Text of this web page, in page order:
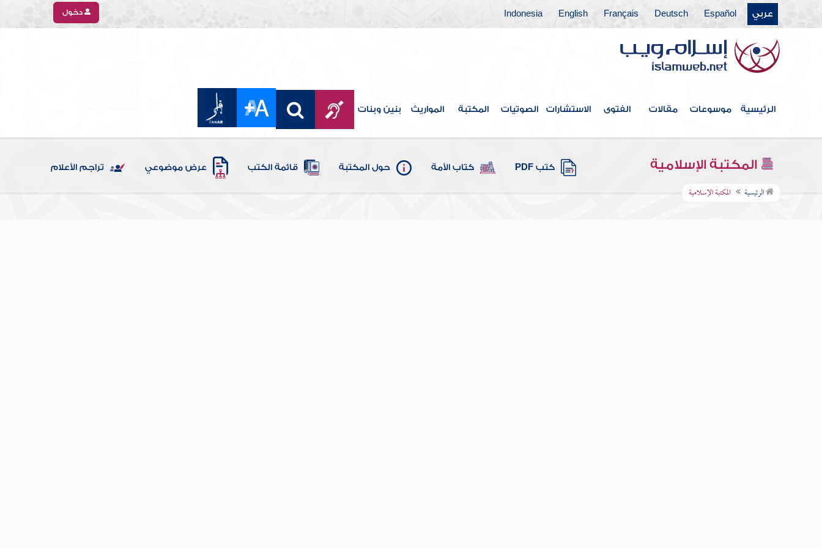
عربي Español
Deutsch
Français
English
Indonesia دخول
الرئيسية موسوعات مقالات الفتوى الاستشارات الصوتيات المكتبة المواريث بنين وبنات
المكتبة الإسلامية كتب PDF كتاب الأمة حول المكتبة قائمة الكتب عرض موضوعي تراجم الأعلام
الرئيسية المكتبة الإسلامية